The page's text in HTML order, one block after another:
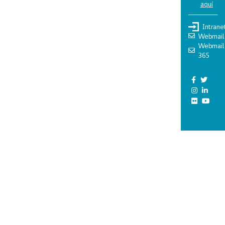
aquí
Webmail
Webmail
365